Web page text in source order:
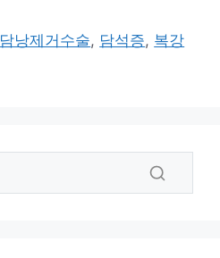
담낭제거수술, 담석증, 복강